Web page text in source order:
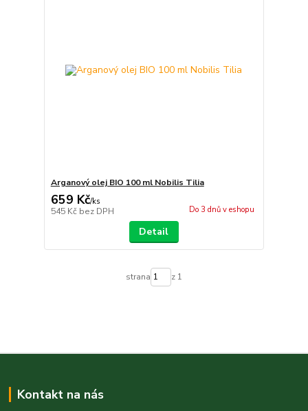
Arganový olej BIO 100 ml Nobilis Tilia
659 Kč/ks
545 Kč bez DPH Do 3 dnů v eshopu
Detail
strana z 1
Kontakt na nás